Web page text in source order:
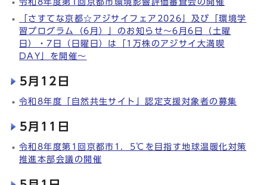
「さすてな京都☆アジサイフェア2026」及び「環境学
習プログラム（6月）」のお知らせ～6月6日（土曜
日）・7日（日曜日）は「1万株のアジサイ大満喫
DAY」を開催～
5月12日
令和8年度「自然共生サイト」認定支援対象者の募集
5月11日
令和8年度第1回京都市1．5℃を目指す地球温暖化対策
推進本部会議の開催